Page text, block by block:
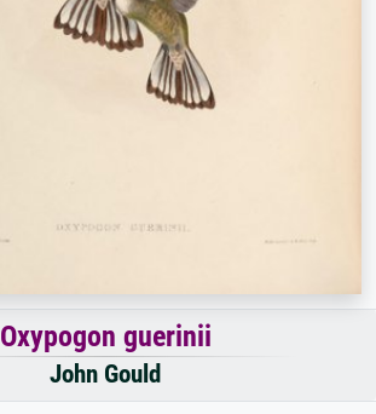
Oxypogon guerinii
John Gould